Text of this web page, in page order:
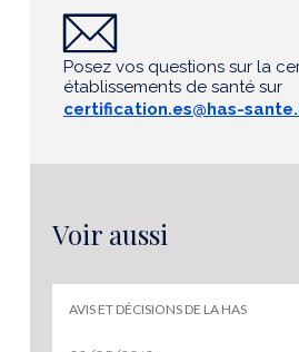
Posez vos questions sur la
établissements de santé sur
certification.es@has-
Voir aussi
AVIS ET DÉCISIONS DE LA HAS